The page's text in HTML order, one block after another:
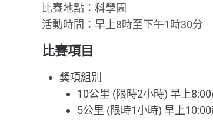
比賽地點：科學園
活動時間：早上8時至下午1時30分
比賽項目
獎項組別
10公里 (限時2小時) 早上
5公里 (限時1小時) 早上